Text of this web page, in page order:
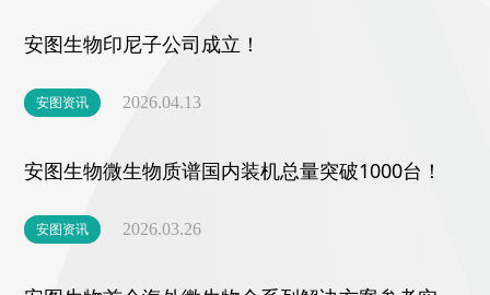
安图生物印尼子公司成立！
安图资讯 2026.04.13
安图生物微生物质谱国内装机总量突破1000台！
安图资讯 2026.03.26